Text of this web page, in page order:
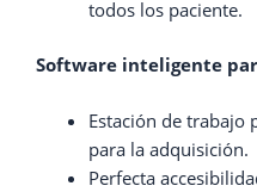
todos los paciente.
Software inteligente
Estación de trabajo
para la adquisición.
Perfecta